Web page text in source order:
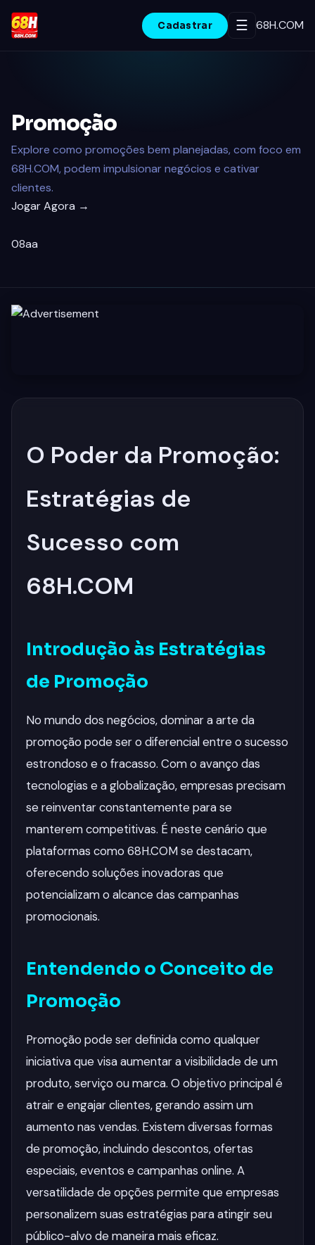
PROMOÇÃO
JOGOS DE PESCA
JOGOS DE BINGO
JOGO RESPONSÁVEL
Cadastrar ☰ 68H.COM
Promoção
Explore como promoções bem planejadas, com foco em
68H.COM, podem impulsionar negócios e cativar
clientes.
Jogar Agora →
08aa
O Poder da Promoção:
Estratégias de
Sucesso com
68H.COM
Introdução às Estratégias
de Promoção
No mundo dos negócios, dominar a arte da
promoção pode ser o diferencial entre o sucesso
estrondoso e o fracasso. Com o avanço das
tecnologias e a globalização, empresas precisam
se reinventar constantemente para se
manterem competitivas. É neste cenário que
plataformas como 68H.COM se destacam,
oferecendo soluções inovadoras que
potencializam o alcance das campanhas
promocionais.
Entendendo o Conceito de
Promoção
Promoção pode ser definida como qualquer
iniciativa que visa aumentar a visibilidade de um
produto, serviço ou marca. O objetivo principal é
atrair e engajar clientes, gerando assim um
aumento nas vendas. Existem diversas formas
de promoção, incluindo descontos, ofertas
especiais, eventos e campanhas online. A
versatilidade de opções permite que empresas
personalizem suas estratégias para atingir seu
público-alvo de maneira mais eficaz.